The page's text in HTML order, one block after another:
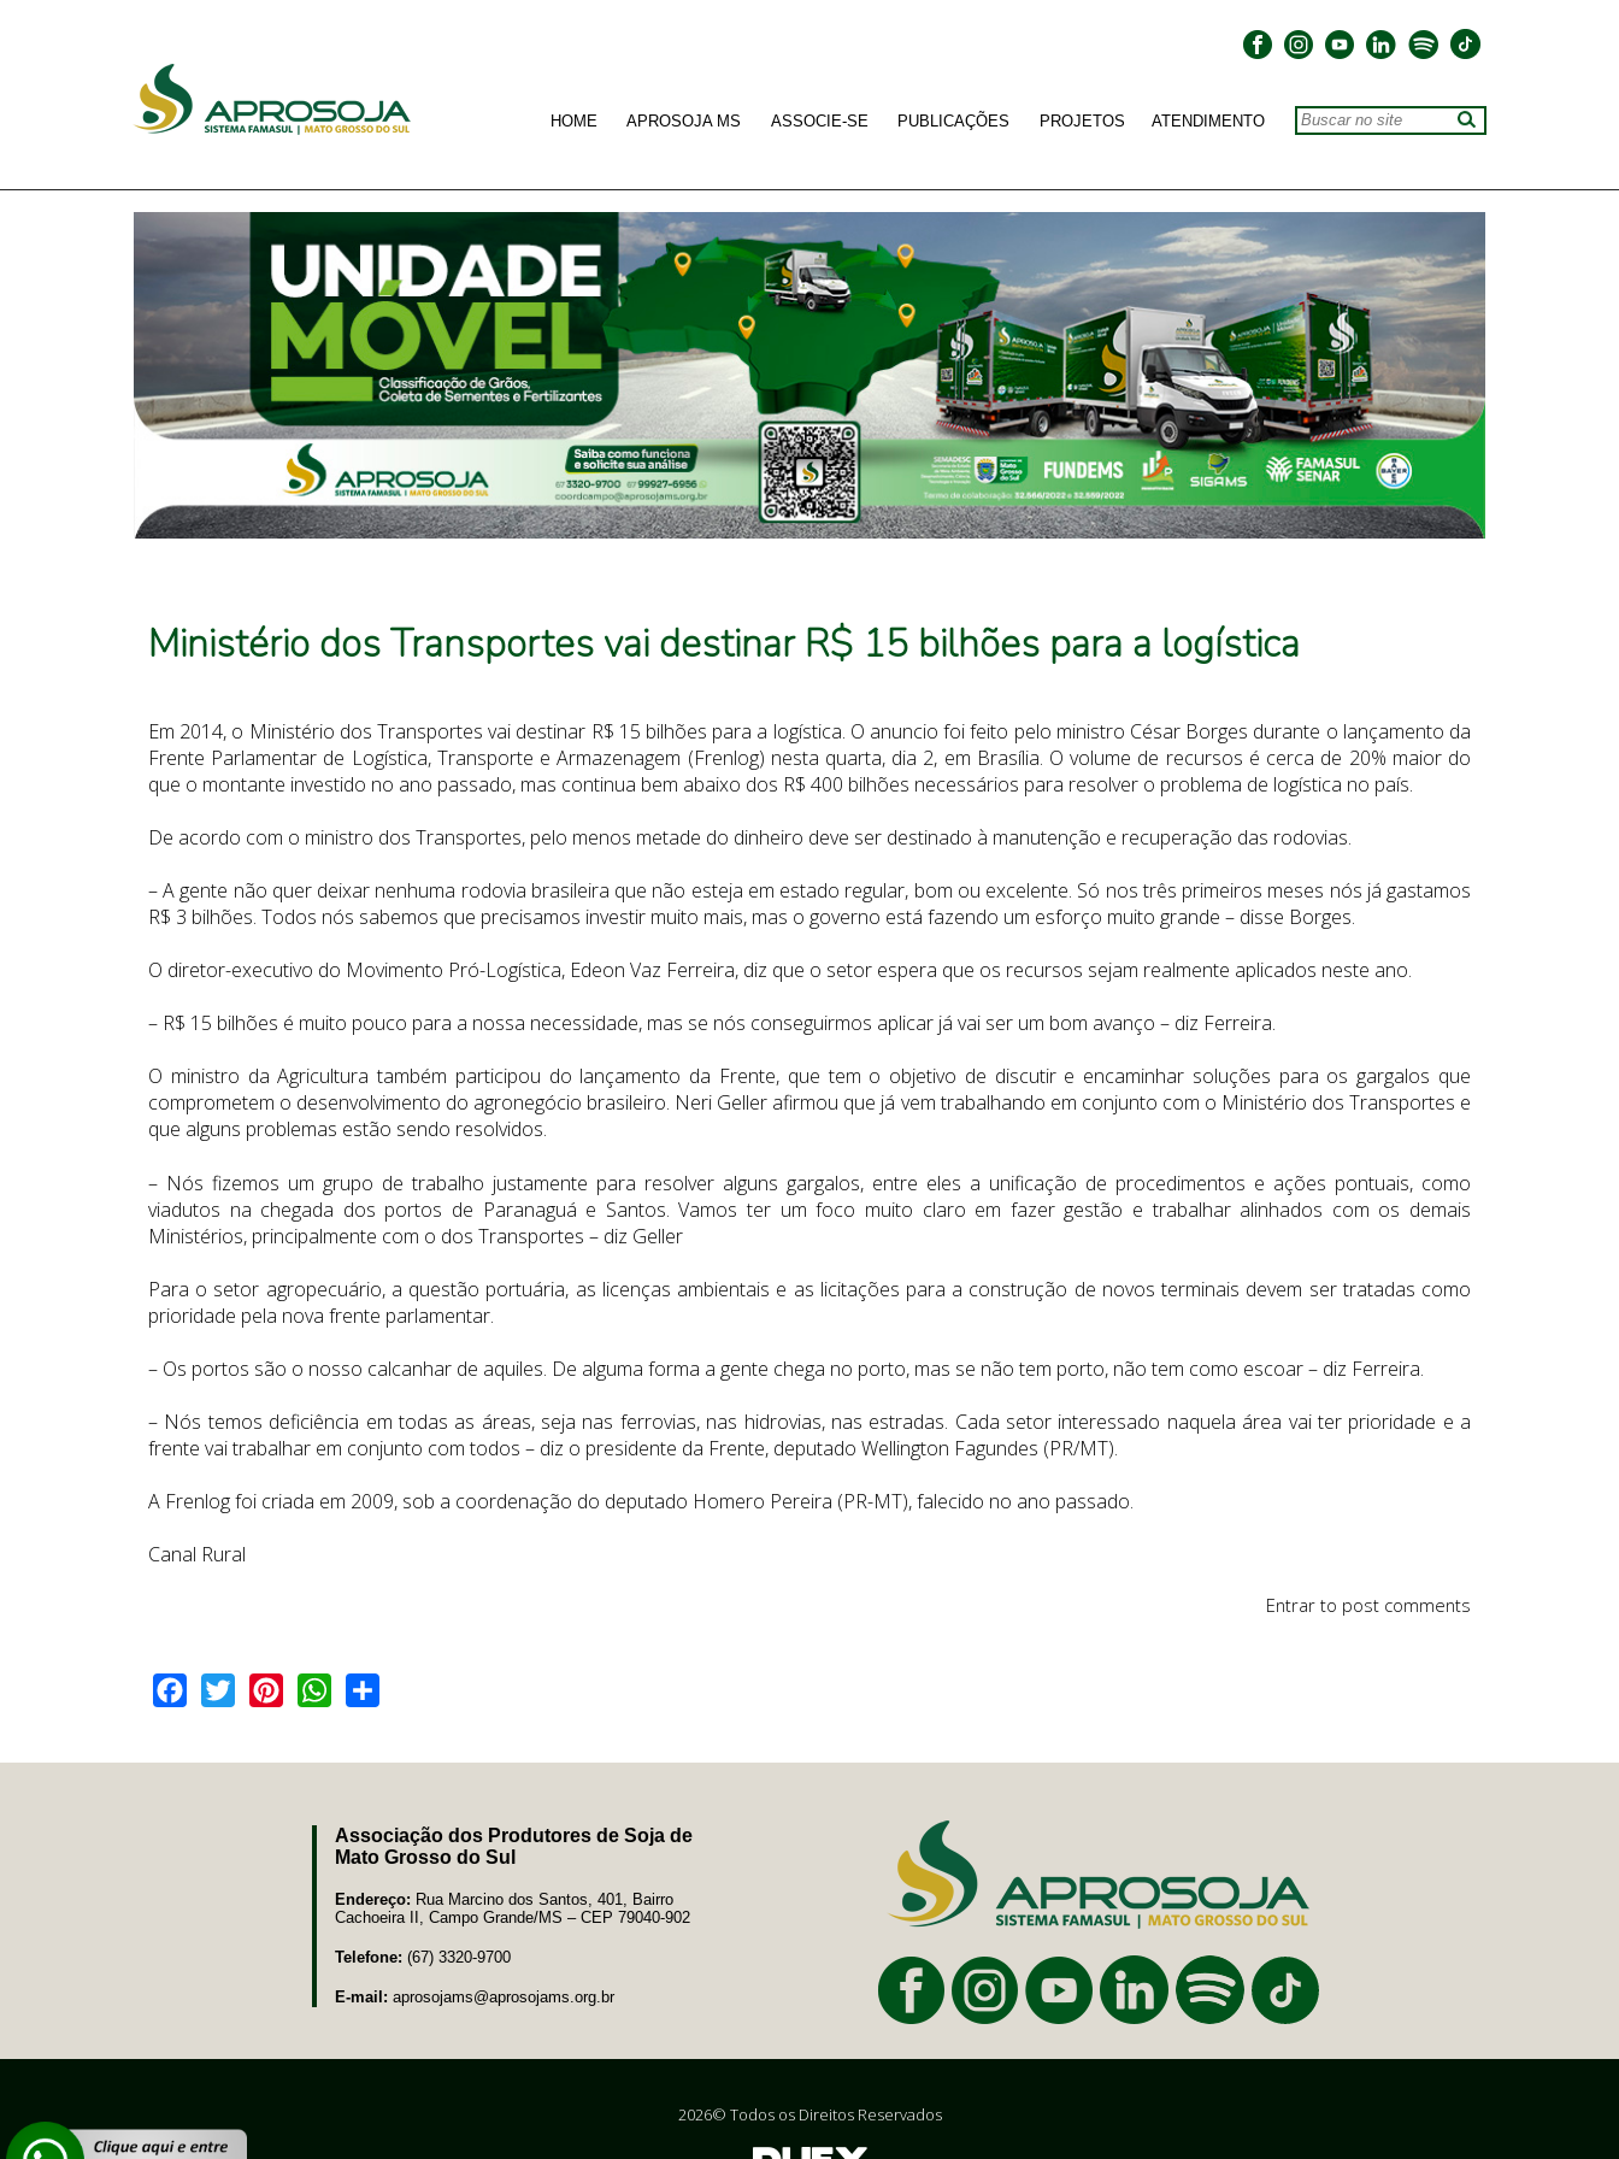
HOME APROSOJA MS ASSOCIE-SE PUBLICAÇÕES PROJETOS ATENDIMENTO
Ministério dos Transportes vai destinar R$ 15 bilhões para a logística
Em 2014, o Ministério dos Transportes vai destinar R$ 15 bilhões para a logística. O anuncio foi feito pelo ministro César Borges durante o lançamento da
Frente Parlamentar de Logística, Transporte e Armazenagem (Frenlog) nesta quarta, dia 2, em Brasília. O volume de recursos é cerca de 20% maior do
que o montante investido no ano passado, mas continua bem abaixo dos R$ 400 bilhões necessários para resolver o problema de logística no país.
De acordo com o ministro dos Transportes, pelo menos metade do dinheiro deve ser destinado à manutenção e recuperação das rodovias.
– A gente não quer deixar nenhuma rodovia brasileira que não esteja em estado regular, bom ou excelente. Só nos três primeiros meses nós já gastamos
R$ 3 bilhões. Todos nós sabemos que precisamos investir muito mais, mas o governo está fazendo um esforço muito grande – disse Borges.
O diretor-executivo do Movimento Pró-Logística, Edeon Vaz Ferreira, diz que o setor espera que os recursos sejam realmente aplicados neste ano.
– R$ 15 bilhões é muito pouco para a nossa necessidade, mas se nós conseguirmos aplicar já vai ser um bom avanço – diz Ferreira.
O ministro da Agricultura também participou do lançamento da Frente, que tem o objetivo de discutir e encaminhar soluções para os gargalos que
comprometem o desenvolvimento do agronegócio brasileiro. Neri Geller afirmou que já vem trabalhando em conjunto com o Ministério dos Transportes e
que alguns problemas estão sendo resolvidos.
– Nós fizemos um grupo de trabalho justamente para resolver alguns gargalos, entre eles a unificação de procedimentos e ações pontuais, como
viadutos na chegada dos portos de Paranaguá e Santos. Vamos ter um foco muito claro em fazer gestão e trabalhar alinhados com os demais
Ministérios, principalmente com o dos Transportes – diz Geller
Para o setor agropecuário, a questão portuária, as licenças ambientais e as licitações para a construção de novos terminais devem ser tratadas como
prioridade pela nova frente parlamentar.
– Os portos são o nosso calcanhar de aquiles. De alguma forma a gente chega no porto, mas se não tem porto, não tem como escoar – diz Ferreira.
– Nós temos deficiência em todas as áreas, seja nas ferrovias, nas hidrovias, nas estradas. Cada setor interessado naquela área vai ter prioridade e a
frente vai trabalhar em conjunto com todos – diz o presidente da Frente, deputado Wellington Fagundes (PR/MT).
A Frenlog foi criada em 2009, sob a coordenação do deputado Homero Pereira (PR-MT), falecido no ano passado.
Canal Rural
Entrar to post comments
Facebook
Twitter PinterestWhatsApp
Associação dos Produtores de Soja de
Mato Grosso do Sul
Endereço: Rua Marcino dos Santos, 401, Bairro
Cachoeira II, Campo Grande/MS – CEP 79040-902
Telefone: (67) 3320-9700
E-mail: aprosojams@aprosojams.org.br
2026© Todos os Direitos Reservados